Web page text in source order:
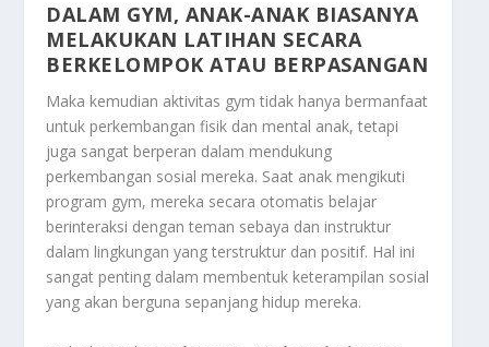
DALAM GYM, ANAK-ANAK BIASANYA
MELAKUKAN LATIHAN SECARA
BERKELOMPOK ATAU BERPASANGAN
Maka kemudian aktivitas gym tidak hanya bermanfaat
untuk perkembangan fisik dan mental anak, tetapi
juga sangat berperan dalam mendukung
perkembangan sosial mereka. Saat anak mengikuti
program gym, mereka secara otomatis belajar
berinteraksi dengan teman sebaya dan instruktur
dalam lingkungan yang terstruktur dan positif. Hal ini
sangat penting dalam membentuk keterampilan sosial
yang akan berguna sepanjang hidup mereka.